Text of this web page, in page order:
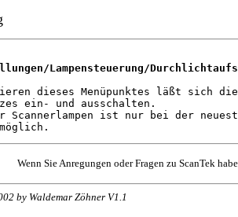
Lampensteuerung/
dieses Menüpunktes läßt sich die
ein- und ausschalten.
Scannerlampen ist nur bei der
Wenn Sie Anregungen oder Fragen zu ScanTek
by Waldemar Zöhner V1.1